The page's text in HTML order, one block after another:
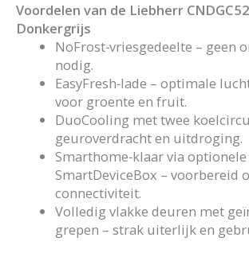
Voordelen van de Liebherr CNDGC
Donkergrijs
NoFrost‑vriesgedeelte – geen
nodig.
EasyFresh‑lade – optimale
voor groente en fruit.
DuoCooling met twee
geuroverdracht en uitdroging.
Smarthome‑klaar via optionele
SmartDeviceBox – voorbereid
connectiviteit.
Volledig vlakke deuren met
grepen – strak uiterlijk en